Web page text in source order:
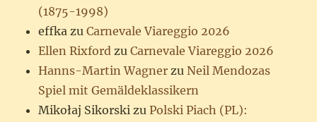
(1875-1998)
effka zuCarnevale Viareggio 2026
Ellen Rixford zuCarnevale Viareggio 2026
Hanns-Martin Wagner zuNeil Mendozas
Spiel mit Gemäldeklassikern
Mikołaj Sikorski zuPolski Piach (PL):